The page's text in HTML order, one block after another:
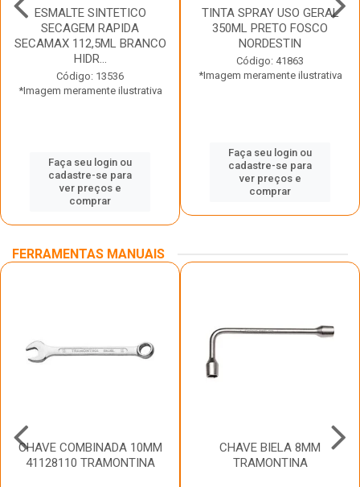
ESMALTE SINTETICO
SECAGEM RAPIDA
SECAMAX 112,5ML BRANCO
HIDR...
Código: 13536
*Imagem meramente ilustrativa
Faça seu login ou
cadastre-se para
ver preços e
comprar
TINTA SPRAY USO GERAL
350ML PRETO FOSCO
NORDESTIN
Código: 41863
*Imagem meramente ilustrativa
Faça seu login ou
cadastre-se para
ver preços e
comprar
FERRAMENTAS MANUAIS
CHAVE COMBINADA 10MM
41128110 TRAMONTINA
CHAVE BIELA 8MM
TRAMONTINA